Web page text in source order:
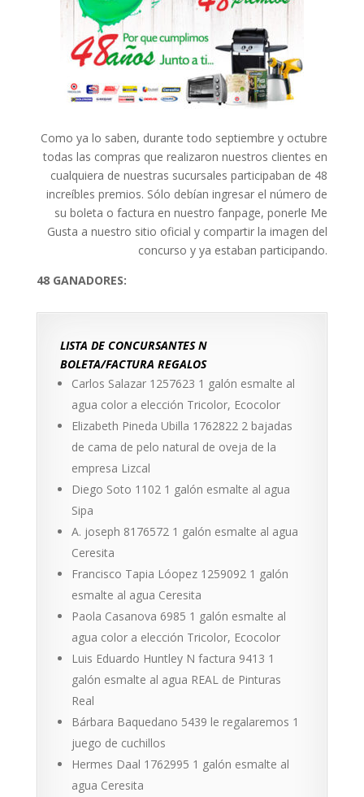
Como ya lo saben, durante todo septiembre y octubre
todas las compras que realizaron nuestros clientes en
cualquiera de nuestras sucursales participaban de 48
increíbles premios. Sólo debían ingresar el número de
su boleta o factura en nuestro fanpage, ponerle Me
Gusta a nuestro sitio oficial y compartir la imagen del
concurso y ya estaban participando.
48 GANADORES:
LISTA DE CONCURSANTES N
BOLETA/FACTURA REGALOS
Carlos Salazar 1257623 1 galón esmalte al
agua color a elección Tricolor, Ecocolor
Elizabeth Pineda Ubilla 1762822 2 bajadas
de cama de pelo natural de oveja de la
empresa Lizcal
Diego Soto 1102 1 galón esmalte al agua
Sipa
A. joseph 8176572 1 galón esmalte al agua
Ceresita
Francisco Tapia Lóopez 1259092 1 galón
esmalte al agua Ceresita
Paola Casanova 6985 1 galón esmalte al
agua color a elección Tricolor, Ecocolor
Luis Eduardo Huntley N factura 9413 1
galón esmalte al agua REAL de Pinturas
Real
Bárbara Baquedano 5439 le regalaremos 1
juego de cuchillos
Hermes Daal 1762995 1 galón esmalte al
agua Ceresita